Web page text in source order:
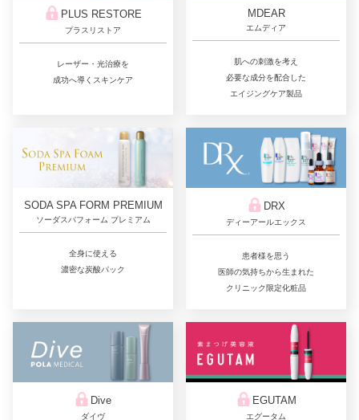
PLUS RESTORE
プラスリストア
レーザー・光治療を
成功へ導くスキンケア
MDEAR
エムディア
肌への刺激を考え
必要な成分を配合した
エイジングケア製品
SODA SPA FORM PREMIUM
ソーダスパフォーム プレミアム
全身に使える
濃密な炭酸パック
DRX
ディーアールエックス
患者様を思う
医師の気持ちから生まれた
クリニック限定化粧品
Dive
ダイヴ
EGUTAM
エグータム